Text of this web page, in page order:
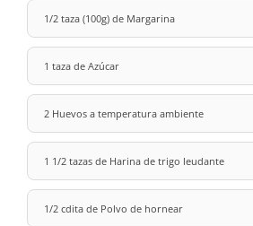
1/2 taza (100g) de Margarina
1 taza de Azúcar
2 Huevos a temperatura ambiente
1 1/2 tazas de Harina de trigo leudante
1/2 cdita de Polvo de hornear